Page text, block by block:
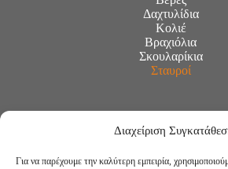
Διαχείριση
Για να παρέχουμε την καλύτερη εμπειρία,
Δαχτυλίδια
Κολιέ
Βραχιόλια
Σκουλαρίκια
Σταυροί